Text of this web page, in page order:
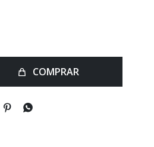
COMPRAR
 